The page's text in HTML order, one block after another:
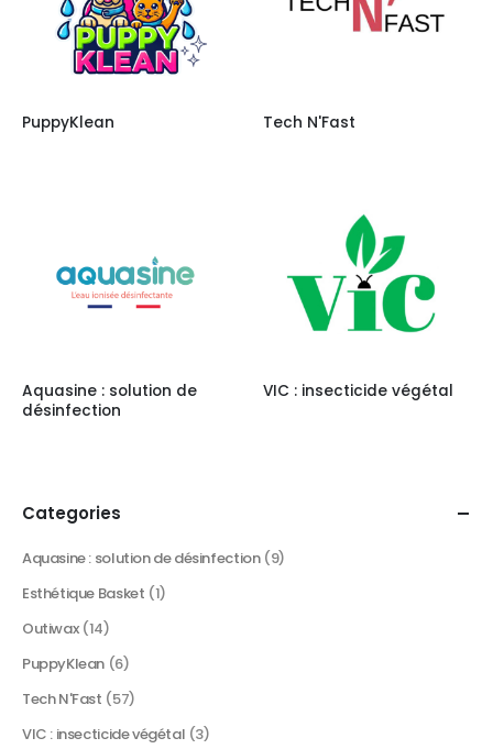
PuppyKlean Tech N'Fast
Aquasine : solution de
désinfection
VIC : insecticide végétal
Categories
Aquasine : solution de désinfection (9)
Esthétique Basket (1)
Outiwax (14)
PuppyKlean (6)
Tech N'Fast (57)
VIC : insecticide végétal (3)